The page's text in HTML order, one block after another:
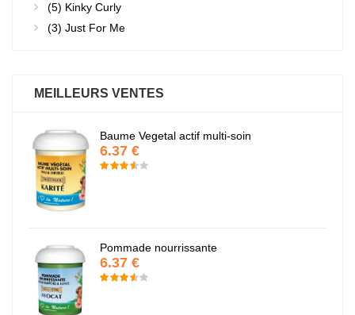
(5) Kinky Curly
(3) Just For Me
MEILLEURS VENTES
Baume Vegetal actif multi-soin
6.37 €
Pommade nourrissante
6.37 €